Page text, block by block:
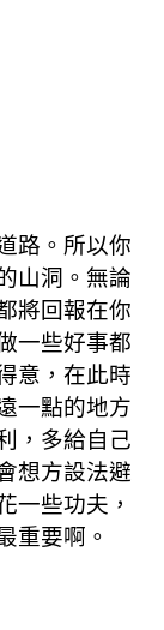
路。所以你
山洞。無論
將回報在你
一些好事都
意，在此時
一點的地方
，多給自己
想方設法避
一些功夫，
重要啊。